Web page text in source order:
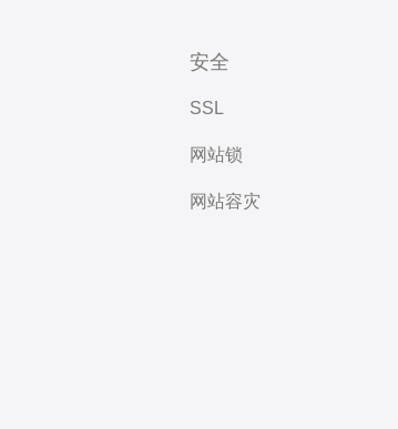
安全
SSL
网站锁
网站容灾